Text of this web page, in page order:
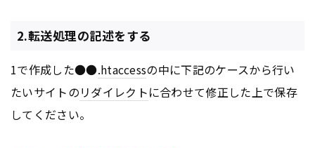
2.転送処理の記述をする
1で作成した●●.htaccessの中に下記のケースから行い
たいサイトのリダイレクトに合わせて修正した上で保存
してください。